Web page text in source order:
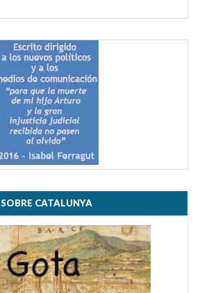
SOBRE CATALUNYA